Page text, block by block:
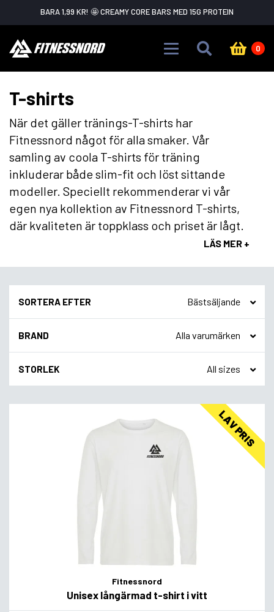
Skip to main content
BARA 1,99 KR! 🤩 CREAMY CORE BARS MED 15G PROTEIN
0
T-shirts
När det gäller tränings-T-shirts har
Fitnessnord något för alla smaker. Vår
samling av coola T-shirts för träning
inkluderar både slim-fit och löst sittande
modeller. Speciellt rekommenderar vi vår
egen nya kollektion av Fitnessnord T-shirts,
där kvaliteten är toppklass och priset är lågt.
LÄS MER +
SORTERA EFTER
BRAND
STORLEK
LAV PRIS
Fitnessnord
Unisex långärmad t-shirt i vitt